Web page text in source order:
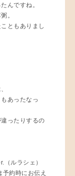
んですね。
。
ともありまし
あったなっ
ったりするの
ルラシェ）
約時にお伝え